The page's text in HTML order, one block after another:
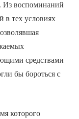
Из воспоминаний
в тех условиях
средствами
бы бороться с
которого